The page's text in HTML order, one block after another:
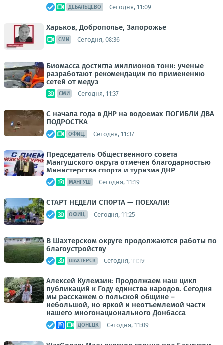
ДЕБАЛЬЦЕВО Сегодня, 11:09
Харьков, Доброполье, Запорожье
СМИ Сегодня, 08:36
Биомасса достигла миллионов тонн: ученые
разработают рекомендации по применению
сетей от медуз
СМИ Сегодня, 11:37
С начала года в ДНР на водоемах ПОГИБЛИ ДВА
ПОДРОСТКА
ОФИЦ. Сегодня, 11:37
Председатель Общественного совета
Мангушского округа отмечен благодарностью
Министерства спорта и туризма ДНР
МАНГУШ Сегодня, 11:19
СТАРТ НЕДЕЛИ СПОРТА — ПОЕХАЛИ!
ОФИЦ. Сегодня, 11:25
В Шахтерском округе продолжаются работы по
благоустройству
ШАХТЁРСК Сегодня, 11:19
Алексей Кулемзин: Продолжаем наш цикл
публикаций к Году единства народов. Сегодня
мы расскажем о польской общине –
небольшой, но яркой и неотъемлемой части
нашего многонационального Донбасса
ДОНЕЦК Сегодня, 11:09